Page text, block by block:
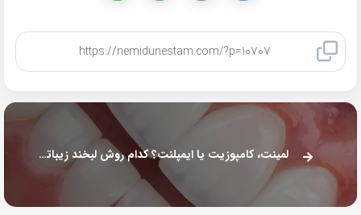
لمینت، کامپوزیت یا ایمپلنت؟ کدام روش لبخند زیباتری خلق میکند؟